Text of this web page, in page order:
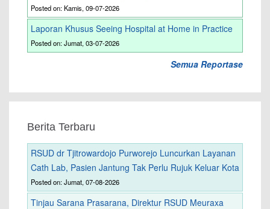
Posted on: Kamis, 09-07-2026
Laporan Khusus Seeing Hospital at Home in Practice
Posted on: Jumat, 03-07-2026
Semua Reportase
Berita Terbaru
RSUD dr Tjitrowardojo Purworejo Luncurkan Layanan
Cath Lab, Pasien Jantung Tak Perlu Rujuk Keluar Kota
Posted on: Jumat, 07-08-2026
Tinjau Sarana Prasarana, Direktur RSUD Meuraxa